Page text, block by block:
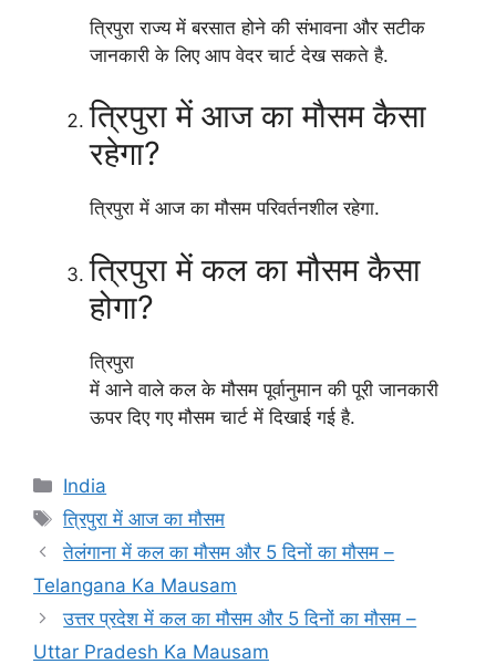
त्रिपुरा राज्य में बरसात होने की संभावना और सटीक
जानकारी के लिए आप वेदर चार्ट देख सकते है.
त्रिपुरा में आज का मौसम कैसा
रहेगा?
त्रिपुरा में आज का मौसम परिवर्तनशील रहेगा.
त्रिपुरा में कल का मौसम कैसा
होगा?
त्रिपुरा
में आने वाले कल के मौसम पूर्वानुमान की पूरी जानकारी
ऊपर दिए गए मौसम चार्ट में दिखाई गई है.
Categories
India
Tags
त्रिपुरा में आज का मौसम
तेलंगाना में कल का मौसम और 5 दिनों का मौसम –
Telangana Ka Mausam
उत्तर प्रदेश में कल का मौसम और 5 दिनों का मौसम –
Uttar Pradesh Ka Mausam